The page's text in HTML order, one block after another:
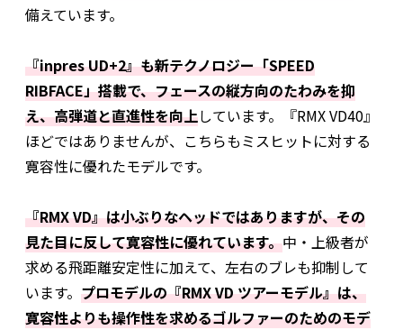
備えています。
『inpres UD+2』も新テクノロジー「SPEED
RIBFACE」搭載で、フェースの縦方向のたわみを抑
え、高弾道と直進性を向上しています。『RMX VD40』
ほどではありませんが、こちらもミスヒットに対する
寛容性に優れたモデルです。
『RMX VD』は小ぶりなヘッドではありますが、その
見た目に反して寛容性に優れています。中・上級者が
求める飛距離安定性に加えて、左右のブレも抑制して
います。 プロモデルの『RMX VD ツアーモデル』は、
寛容性よりも操作性を求めるゴルファーのためのモデ